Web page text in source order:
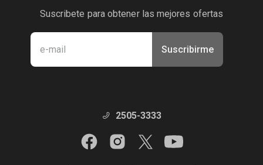
Suscribete para obtener las mejores ofertas
Suscribirme
2505-3333